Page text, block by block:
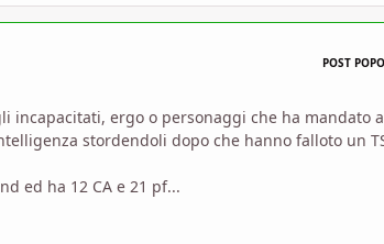
POST
incapacitati, ergo o personaggi che ha mandato
stordendoli dopo che hanno falloto un
ed ha 12 CA e 21 pf...